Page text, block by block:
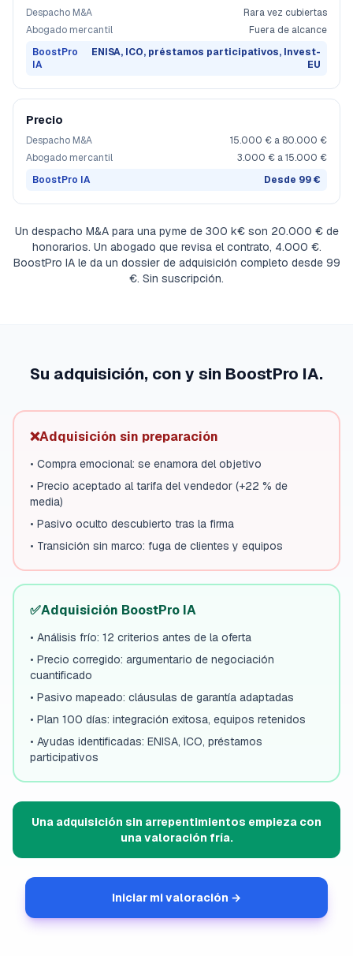
Despacho M&A
Rara vez cubiertas
Abogado mercantil
Fuera de alcance
BoostPro
IA
ENISA, ICO, préstamos participativos, Invest-
EU
Precio
Despacho M&A
15.000 € a 80.000 €
Abogado mercantil
3.000 € a 15.000 €
BoostPro IA
Desde 99 €
Un despacho M&A para una pyme de 300 k€ son 20.000 € de
honorarios. Un abogado que revisa el contrato, 4.000 €.
BoostPro IA le da un dossier de adquisición completo desde 99
€. Sin suscripción.
Su adquisición, con y sin BoostPro IA.
❌Adquisición sin preparación
• Compra emocional: se enamora del objetivo
• Precio aceptado al tarifa del vendedor (+22 % de
media)
• Pasivo oculto descubierto tras la firma
• Transición sin marco: fuga de clientes y equipos
✅Adquisición BoostPro IA
• Análisis frío: 12 criterios antes de la oferta
• Precio corregido: argumentario de negociación
cuantificado
• Pasivo mapeado: cláusulas de garantía adaptadas
• Plan 100 días: integración exitosa, equipos retenidos
• Ayudas identificadas: ENISA, ICO, préstamos
participativos
Una adquisición sin arrepentimientos empieza con
una valoración fría.
Iniciar mi valoración →